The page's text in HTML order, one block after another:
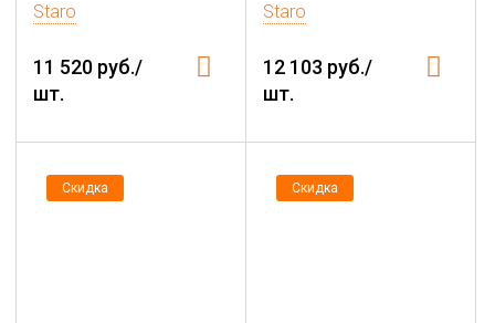
Staro
11 520 руб./
шт.
Staro
12 103 руб./
шт.
Скидка Скидка